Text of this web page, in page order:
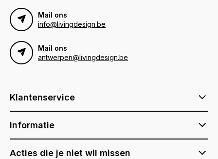
Mail ons
info@livingdesign.be
Mail ons
antwerpen@livingdesign.be
Klantenservice
Informatie
Acties die je niet wil missen